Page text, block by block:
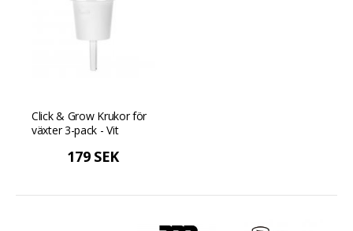
Click & Grow Krukor för
växter 3-pack - Vit
179 SEK